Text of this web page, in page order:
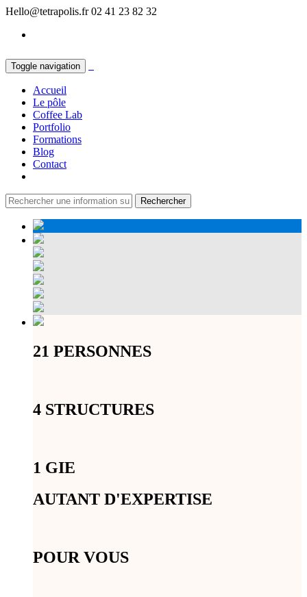
Hello@tetrapolis.fr 02 41 23 82 32
Toggle navigation
Accueil
Le pôle
Coffee Lab
Portfolio
Formations
Blog
Contact
21 PERSONNES
4 STRUCTURES
1 GIE
AUTANT D'EXPERTISE
POUR VOUS